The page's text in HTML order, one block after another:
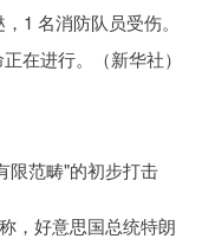
1 名消防队员受伤。
在进行。（新华社）
限范畴"的初步打击
，好意思国总统特朗